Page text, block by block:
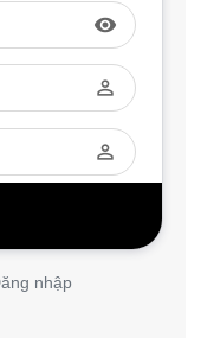
visibility
perm_identity
perm_identity
nhập